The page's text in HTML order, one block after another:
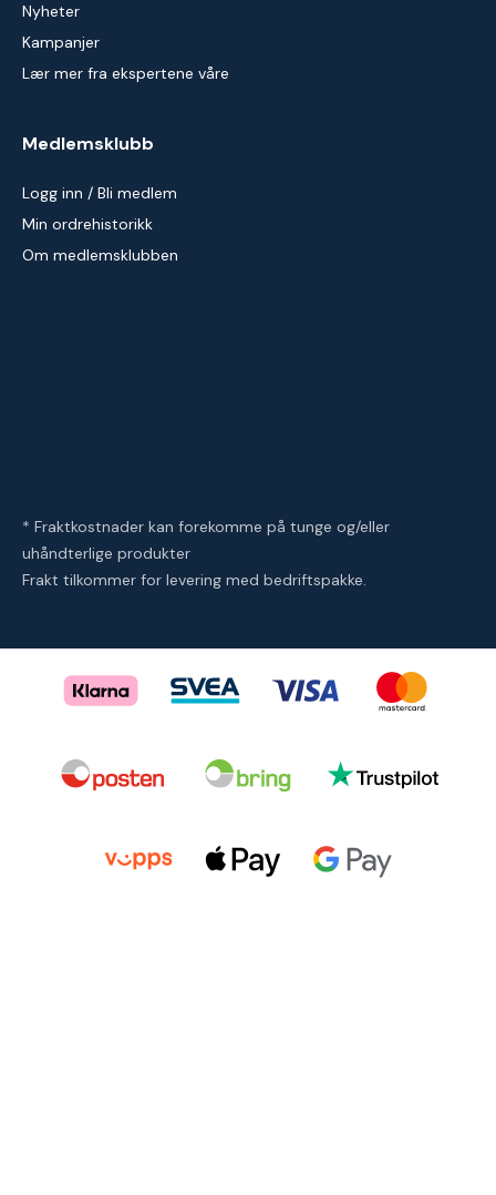
Nyheter
Kampanjer
Lær mer fra ekspertene våre
Medlemsklubb
Logg inn / Bli medlem
Min ordrehistorikk
Om medlemsklubben
* Fraktkostnader kan forekomme på tunge og/eller
uhåndterlige produkter
Frakt tilkommer for levering med bedriftspakke.